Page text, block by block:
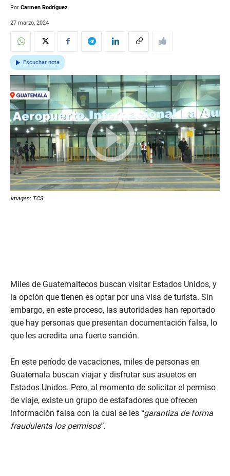
Por Carmen Rodríguez
27 marzo, 2024
Escuchar nota
Imagen: TCS
Miles de Guatemaltecos buscan visitar Estados Unidos, y
la opción que tienen es optar por una visa de turista. Sin
embargo, en este proceso, las autoridades han reportado
que hay personas que presentan documentación falsa, lo
que les acredita una fuerte sanción.
En este período de vacaciones, miles de personas en
Guatemala buscan viajar y disfrutar sus asuetos en
Estados Unidos. Pero, al momento de solicitar el permiso
de viaje, existe un grupo de estafadores que ofrecen
información falsa con la cual se les “garantiza de forma
fraudulenta los permisos”.